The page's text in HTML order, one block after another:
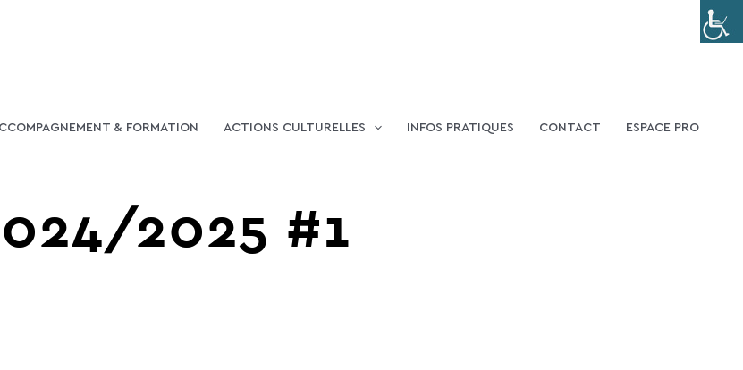
& FORMATION ACTIONS CULTURELLES INFOS PRATIQUES CONTACT ESPACE PRO
2025 #1